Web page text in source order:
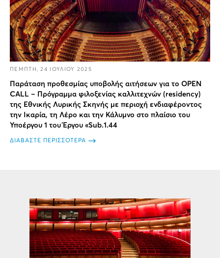
ΠΕΜΠΤΗ, 24 ΙΟΥΛΙΟΥ 2025
Παράταση προθεσμίας υποβολής αιτήσεων για το OPEN
CALL – Πρόγραμμα φιλοξενίας καλλιτεχνών (residency)
της Εθνικής Λυρικής Σκηνής με περιοχή ενδιαφέροντος
την Ικαρία, τη Λέρο και την Κάλυμνο στο πλαίσιο του
Υποέργου 1 του Έργου «Sub.1.44
ΔΙΑΒΑΣΤΕ ΠΕΡΙΣΣΟΤΕΡΑ